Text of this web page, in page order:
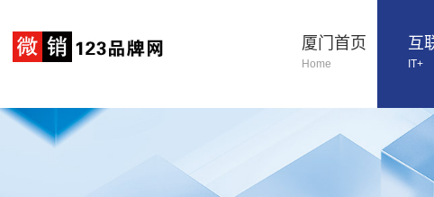
厦门首页
Home
互
IT+